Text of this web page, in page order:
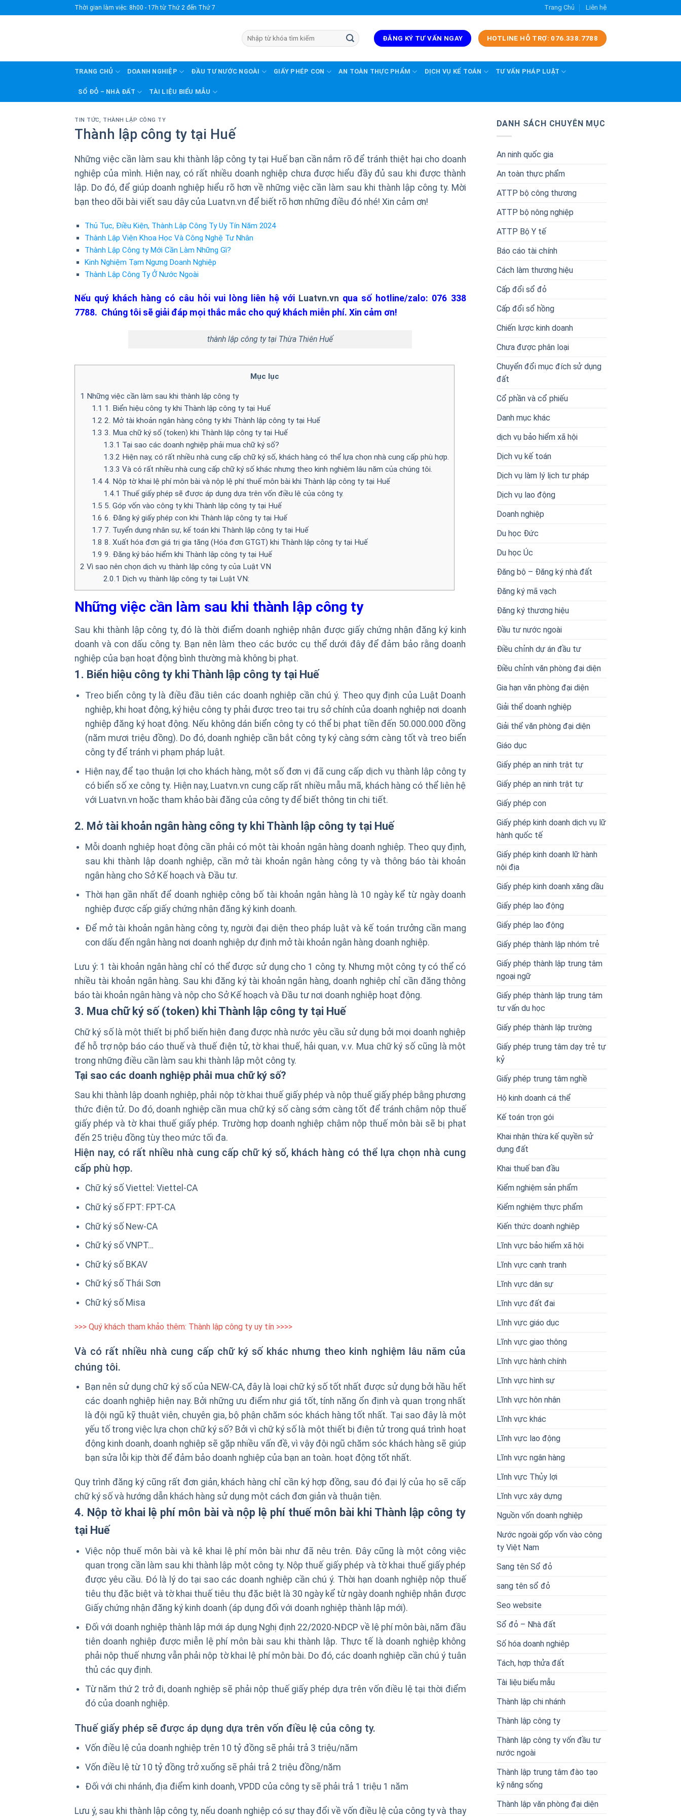
to
Thời gian làm việc: 8h00 - 17h từ Thứ 2 đến Thứ 7 Trang Chủ Liên hệ
ĐĂNG KÝ TƯ VẤN NGAY HOTLINE HỖ TRỢ: 076.338.7788
TRANG CHỦ DOANH NGHIỆP ĐẦU TƯ NƯỚC NGOÀI GIẤY PHÉP CON AN TOÀN THỰC PHẨM DỊCH VỤ KẾ TOÁN TƯ VẤN PHÁP LUẬT
SỔ ĐỎ – NHÀ ĐẤT TÀI LIỆU BIỂU MẪU
TIN TỨC, THÀNH LẬP CÔNG TY
Thành lập công ty tại Huế
Những việc cần làm sau khi thành lập công ty tại Huế bạn cần nắm rõ để tránh thiệt hại cho doanh
nghiệp của mình. Hiện nay, có rất nhiều doanh nghiệp chưa được hiểu đầy đủ sau khi được thành
lập. Do đó, để giúp doanh nghiệp hiểu rõ hơn về những việc cần làm sau khi thành lập công ty. Mời
bạn theo dõi bài viết sau dây của Luatvn.vn để biết rõ hơn những điều đó nhé! Xin cảm ơn!
Thủ Tục, Điều Kiện, Thành Lập Công Ty Uy Tín Năm 2024
Thành Lập Viện Khoa Học Và Công Nghệ Tư Nhân
Thành Lập Công ty Mới Cần Làm Những Gì?
Kinh Nghiệm Tạm Ngưng Doanh Nghiệp
Thành Lập Công Ty Ở Nước Ngoài
Nếu quý khách hàng có câu hỏi vui lòng liên hệ với Luatvn.vn qua số hotline/zalo: 076 338
7788. Chúng tôi sẽ giải đáp mọi thắc mắc cho quý khách miễn phí. Xin cảm ơn!
thành lập công ty tại Thừa Thiên Huế
Mục lục
1 Những việc cần làm sau khi thành lập công ty
1.1 1. Biển hiệu công ty khi Thành lập công ty tại Huế
1.2 2. Mở tài khoản ngân hàng công ty khi Thành lập công ty tại Huế
1.3 3. Mua chữ ký số (token) khi Thành lập công ty tại Huế
1.3.1 Tại sao các doanh nghiệp phải mua chữ ký số?
1.3.2 Hiện nay, có rất nhiều nhà cung cấp chữ ký số, khách hàng có thể lựa chọn nhà cung cấp phù hợp.
1.3.3 Và có rất nhiều nhà cung cấp chữ ký số khác nhưng theo kinh nghiệm lâu năm của chúng tôi.
1.44. Nộp tờ khai lệ phí môn bài và nộp lệ phí thuế môn bài khi Thành lập công ty tại Huế
1.4.1 Thuế giấy phép sẽ được áp dụng dựa trên vốn điều lệ của công ty.
1.5 5. Góp vốn vào công ty khi Thành lập công ty tại Huế
1.6 6. Đăng ký giấy phép con khi Thành lập công ty tại Huế
1.7 7. Tuyển dụng nhân sự, kế toán khi Thành lập công ty tại Huế
1.8 8. Xuất hóa đơn giá trị gia tăng (Hóa đơn GTGT) khi Thành lập công ty tại Huế
1.9 9. Đăng ký bảo hiểm khi Thành lập công ty tại Huế
2 Vì sao nên chọn dịch vụ thành lập công ty của Luật VN
2.0.1 Dịch vụ thành lập công ty tại Luật VN:
Những việc cần làm sau khi thành lập công ty
Sau khi thành lập công ty, đó là thời điểm doanh nghiệp nhận được giấy chứng nhận đăng ký kinh
doanh và con dấu công ty. Bạn nên làm theo các bước cụ thể dưới đây để đảm bảo rằng doanh
nghiệp của bạn hoạt động bình thường mà không bị phạt.
1. Biển hiệu công ty khi Thành lập công ty tại Huế
Treo biển công ty là điều đầu tiên các doanh nghiệp cần chú ý. Theo quy định của Luật Doanh
nghiệp, khi hoạt động, ký hiệu công ty phải được treo tại trụ sở chính của doanh nghiệp nơi doanh
nghiệp đăng ký hoạt động. Nếu không dán biển công ty có thể bị phạt tiền đến 50.000.000 đồng
(năm mươi triệu đồng). Do đó, doanh nghiệp cần bắt công ty ký càng sớm càng tốt và treo biển
công ty để tránh vi phạm pháp luật.
Hiện nay, để tạo thuận lợi cho khách hàng, một số đơn vị đã cung cấp dịch vụ thành lập công ty
có biển số xe công ty. Hiện nay, Luatvn.vn cung cấp rất nhiều mẫu mã, khách hàng có thể liên hệ
với Luatvn.vn hoặc tham khảo bài đăng của công ty để biết thông tin chi tiết.
2. Mở tài khoản ngân hàng công ty khi Thành lập công ty tại Huế
Mỗi doanh nghiệp hoạt động cần phải có một tài khoản ngân hàng doanh nghiệp. Theo quy định,
sau khi thành lập doanh nghiệp, cần mở tài khoản ngân hàng công ty và thông báo tài khoản
ngân hàng cho Sở Kế hoạch và Đầu tư.
Thời hạn gần nhất để doanh nghiệp công bố tài khoản ngân hàng là 10 ngày kể từ ngày doanh
nghiệp được cấp giấy chứng nhận đăng ký kinh doanh.
Để mở tài khoản ngân hàng công ty, người đại diện theo pháp luật và kế toán trưởng cần mang
con dấu đến ngân hàng nơi doanh nghiệp dự định mở tài khoản ngân hàng doanh nghiệp.
Lưu ý: 1 tài khoản ngân hàng chỉ có thể được sử dụng cho 1 công ty. Nhưng một công ty có thể có
nhiều tài khoản ngân hàng. Sau khi đăng ký tài khoản ngân hàng, doanh nghiệp chỉ cần đăng thông
báo tài khoản ngân hàng và nộp cho Sở Kế hoạch và Đầu tư nơi doanh nghiệp hoạt động.
3. Mua chữ ký số (token) khi Thành lập công ty tại Huế
Chữ ký số là một thiết bị phổ biến hiện đang được nhà nước yêu cầu sử dụng bởi mọi doanh nghiệp
để hỗ trợ nộp báo cáo thuế và thuế điện tử, tờ khai thuế, hải quan, v.v. Mua chữ ký số cũng là một
trong những điều cần làm sau khi thành lập một công ty.
Tại sao các doanh nghiệp phải mua chữ ký số?
Sau khi thành lập doanh nghiệp, phải nộp tờ khai thuế giấy phép và nộp thuế giấy phép bằng phương
thức điện tử. Do đó, doanh nghiệp cần mua chữ ký số càng sớm càng tốt để tránh chậm nộp thuế
giấy phép và tờ khai thuế giấy phép. Trường hợp doanh nghiệp chậm nộp thuế môn bài sẽ bị phạt
đến 25 triệu đồng tùy theo mức tối đa.
Hiện nay, có rất nhiều nhà cung cấp chữ ký số, khách hàng có thể lựa chọn nhà cung
cấp phù hợp.
Chữ ký số Viettel: Viettel-CA
Chữ ký số FPT: FPT-CA
Chữ ký số New-CA
Chữ ký số VNPT…
Chữ ký số BKAV
Chữ ký số Thái Sơn
Chữ ký số Misa
>>> Quý khách tham khảo thêm: Thành lập công ty uy tín >>>>
Và có rất nhiều nhà cung cấp chữ ký số khác nhưng theo kinh nghiệm lâu năm của
chúng tôi.
Bạn nên sử dụng chữ ký số của NEW-CA, đây là loại chữ ký số tốt nhất được sử dụng bởi hầu hết
các doanh nghiệp hiện nay. Bởi những ưu điểm như giá tốt, tính năng ổn định và quan trọng nhất
là đội ngũ kỹ thuật viên, chuyên gia, bộ phận chăm sóc khách hàng tốt nhất. Tại sao đây là một
yếu tố trong việc lựa chọn chữ ký số? Bởi vì chữ ký số là một thiết bị điện tử trong quá trình hoạt
động kinh doanh, doanh nghiệp sẽ gặp nhiều vấn đề, vì vậy đội ngũ chăm sóc khách hàng sẽ giúp
bạn sửa lỗi kịp thời để đảm bảo doanh nghiệp của bạn an toàn. hoạt động tốt nhất.
Quy trình đăng ký cũng rất đơn giản, khách hàng chỉ cần ký hợp đồng, sau đó đại lý của họ sẽ cấp
chữ ký số và hướng dẫn khách hàng sử dụng một cách đơn giản và thuận tiện.
4. Nộp tờ khai lệ phí môn bài và nộp lệ phí thuế môn bài khi Thành lập công ty
tại Huế
Việc nộp thuế môn bài và kê khai lệ phí môn bài như đã nêu trên. Đây cũng là một công việc
quan trọng cần làm sau khi thành lập một công ty. Nộp thuế giấy phép và tờ khai thuế giấy phép
được yêu cầu. Đó là lý do tại sao các doanh nghiệp cần chú ý. Thời hạn doanh nghiệp nộp thuế
tiêu thụ đặc biệt và tờ khai thuế tiêu thụ đặc biệt là 30 ngày kể từ ngày doanh nghiệp nhận được
Giấy chứng nhận đăng ký kinh doanh (áp dụng đối với doanh nghiệp thành lập mới).
Đối với doanh nghiệp thành lập mới áp dụng Nghị định 22/2020-NĐCP về lệ phí môn bài, năm đầu
tiên doanh nghiệp được miễn lệ phí môn bài sau khi thành lập. Thực tế là doanh nghiệp không
phải nộp thuế nhưng vẫn phải nộp tờ khai lệ phí môn bài. Do đó, các doanh nghiệp cần chú ý tuân
thủ các quy định.
Từ năm thứ 2 trở đi, doanh nghiệp sẽ phải nộp thuế giấy phép dựa trên vốn điều lệ tại thời điểm
đó của doanh nghiệp.
Thuế giấy phép sẽ được áp dụng dựa trên vốn điều lệ của công ty.
Vốn điều lệ của doanh nghiệp trên 10 tỷ đồng sẽ phải trả 3 triệu/năm
Vốn điều lệ từ 10 tỷ đồng trở xuống sẽ phải trả 2 triệu đồng/năm
Đối với chi nhánh, địa điểm kinh doanh, VPDD của công ty sẽ phải trả 1 triệu 1 năm
Lưu ý, sau khi thành lập công ty, nếu doanh nghiệp có sự thay đổi về vốn điều lệ của công ty và thay
DANH SÁCH CHUYÊN MỤC
An ninh quốc gia
An toàn thực phẩm
ATTP bộ công thương
ATTP bộ nông nghiệp
ATTP Bộ Y tế
Báo cáo tài chính
Cách làm thương hiệu
Cấp đổi sổ đỏ
Cấp đổi sổ hồng
Chiến lược kinh doanh
Chưa được phân loại
Chuyển đổi mục đích sử dụng
đất
Cổ phần và cổ phiếu
Danh mục khác
dịch vụ bảo hiểm xã hội
Dịch vụ kế toán
Dịch vụ làm lý lịch tư pháp
Dịch vụ lao động
Doanh nghiệp
Du học Đức
Du học Úc
Đăng bộ – Đăng ký nhà đất
Đăng ký mã vạch
Đăng ký thương hiệu
Đầu tư nước ngoài
Điều chỉnh dự án đầu tư
Điều chỉnh văn phòng đại diện
Gia hạn văn phòng đại diện
Giải thể doanh nghiệp
Giải thể văn phòng đại diện
Giáo dục
Giấy phép an ninh trật tự
Giấy phép an ninh trật tự
Giấy phép con
Giấy phép kinh doanh dịch vụ lữ
hành quốc tế
Giấy phép kinh doanh lữ hành
nội địa
Giấy phép kinh doanh xăng dầu
Giấy phép lao động
Giấy phép lao động
Giấy phép thành lập nhóm trẻ
Giấy phép thành lập trung tâm
ngoại ngữ
Giấy phép thành lập trung tâm
tư vấn du học
Giấy phép thành lập trường
Giấy phép trung tâm dạy trẻ tự
kỷ
Giấy phép trung tâm nghề
Hộ kinh doanh cá thể
Kế toán trọn gói
Khai nhận thừa kế quyền sử
dụng đất
Khai thuế ban đầu
Kiểm nghiệm sản phẩm
Kiểm nghiệm thực phẩm
Kiến thức doanh nghiêp
Lĩnh vực bảo hiểm xã hội
Lĩnh vực cạnh tranh
Lĩnh vực dân sự
Lĩnh vực đất đai
Lĩnh vực giáo dục
Lĩnh vực giao thông
Lĩnh vực hành chính
Lĩnh vực hình sự
Lĩnh vực hôn nhân
Lĩnh vực khác
Lĩnh vực lao động
Lĩnh vực ngân hàng
Lĩnh vực Thủy lợi
Lĩnh vực xây dựng
Nguồn vốn doanh nghiệp
Nước ngoài gốp vốn vào công
ty Việt Nam
Sang tên Sổ đỏ
sang tên sổ đỏ
Seo website
Sổ đỏ – Nhà đất
Số hóa doanh nghiêp
Tách, hợp thửa đất
Tài liệu biểu mẫu
Thành lập chi nhánh
Thành lập công ty
Thành lập công ty vốn đầu tư
nước ngoài
Thành lập trung tâm đào tạo
kỹ năng sống
Thành lập văn phòng đại diện